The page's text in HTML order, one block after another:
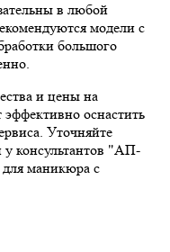
в любой
модели с
большого
и цены на
оснастить
Уточняйте
у консультантов "АП-
для маникюра с